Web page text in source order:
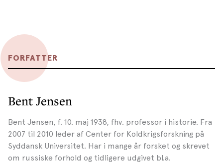
FORFATTER
Bent Jensen
Bent Jensen, f. 10. maj 1938, fhv. professor i historie. Fra
2007 til 2010 leder af Center for Koldkrigsforskning på
Syddansk Universitet. Har i mange år forsket og skrevet
om russiske forhold og tidligere udgivet bl.a.